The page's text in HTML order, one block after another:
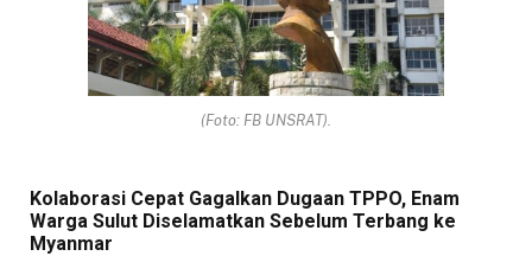
(Foto: FB UNSRAT).
Kolaborasi Cepat Gagalkan Dugaan TPPO, Enam
Warga Sulut Diselamatkan Sebelum Terbang ke
Myanmar